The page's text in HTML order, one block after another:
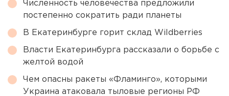
Численность человечества предложили
постепенно сократить ради планеты
В Екатеринбурге горит склад Wildberries
Власти Екатеринбурга рассказали о борьбе с
желтой водой
Чем опасны ракеты «Фламинго», которыми
Украина атаковала тыловые регионы РФ